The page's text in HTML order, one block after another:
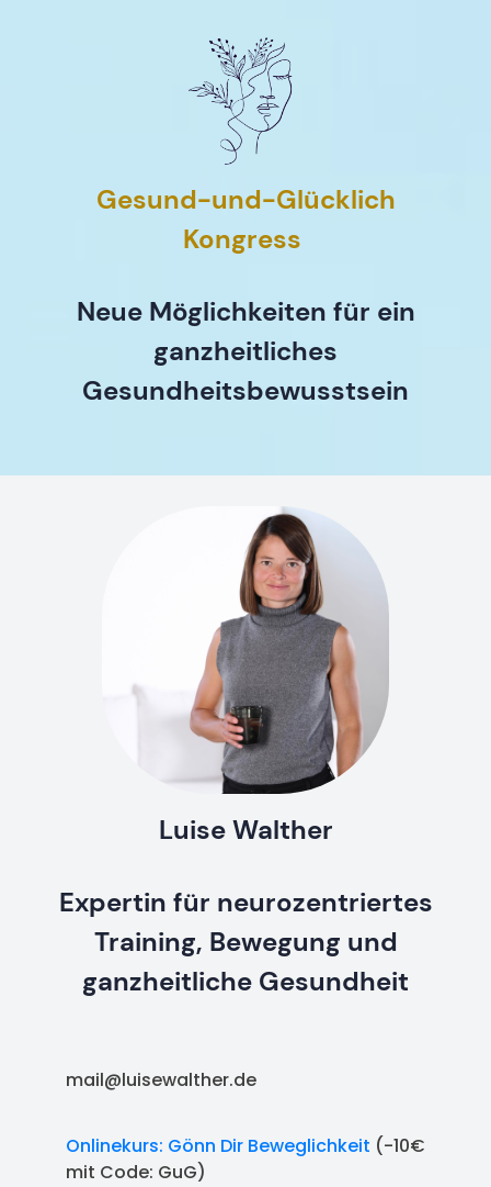
Gesund-und-Glücklich
Kongress
Neue Möglichkeiten für ein
ganzheitliches
Gesundheitsbewusstsein
Luise Walther
Expertin für neurozentriertes
Training, Bewegung und
ganzheitliche Gesundheit
mail@luisewalther.de
Onlinekurs: Gönn Dir Beweglichkeit (-10€
mit Code: GuG)